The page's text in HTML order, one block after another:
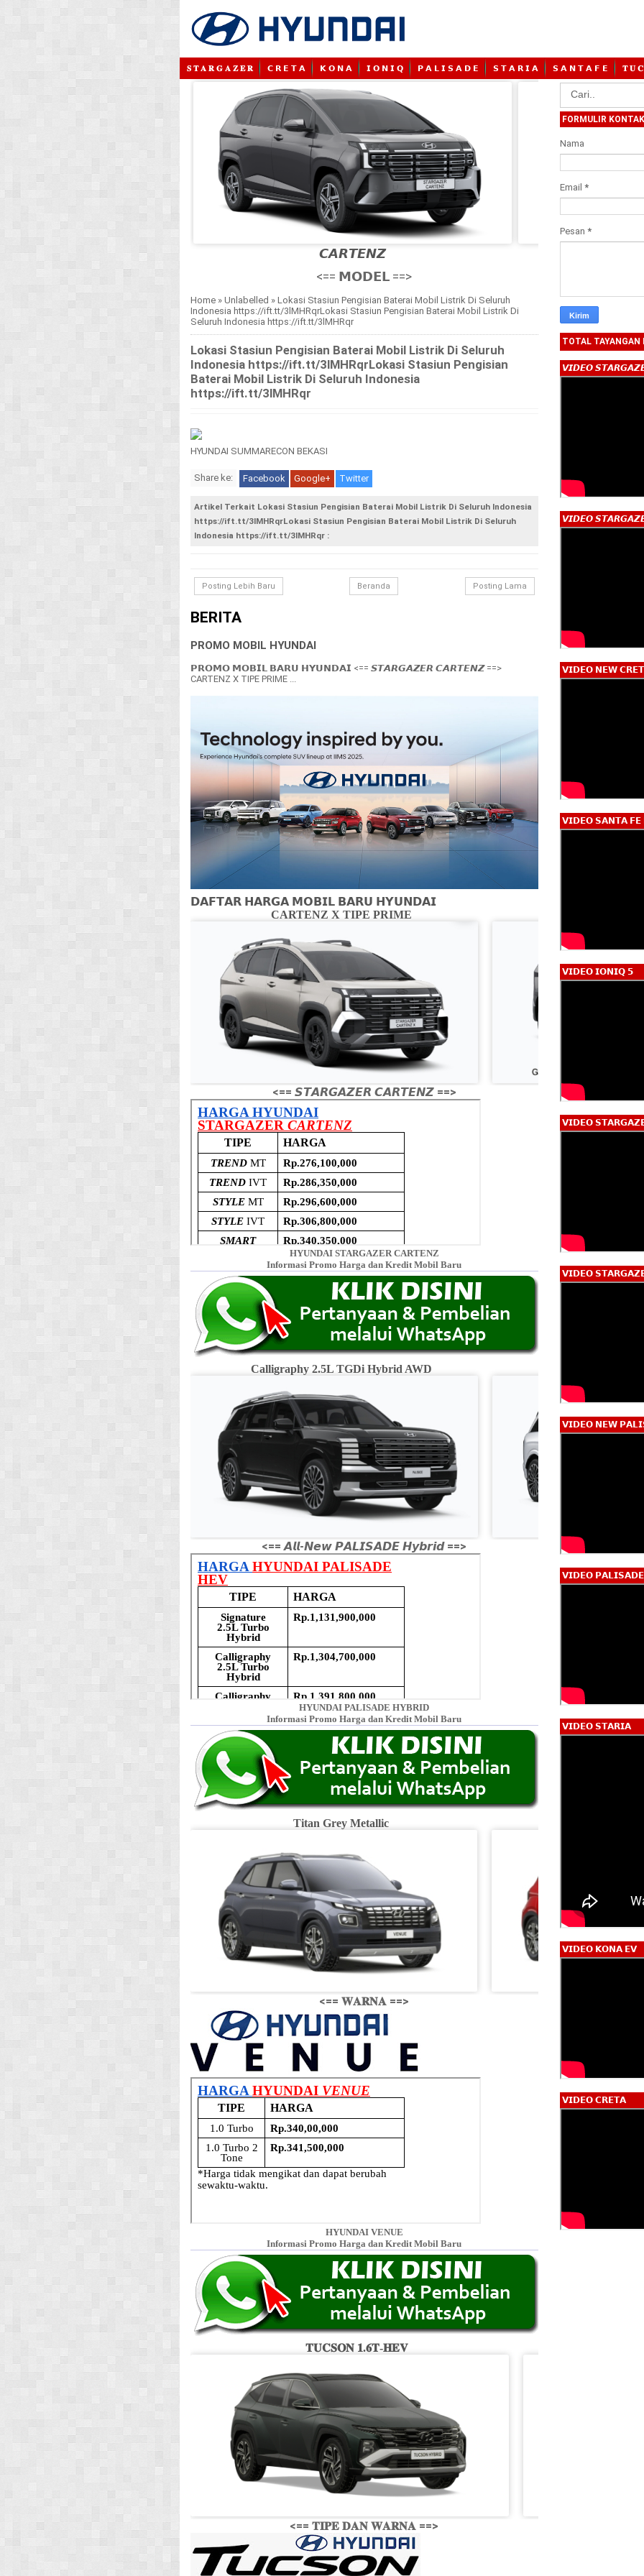
𝐒 𝐓 𝐀 𝐑 𝐆 𝐀 𝐙 𝐄 𝐑 𝗖 𝗥 𝗘 𝗧 𝗔 𝗞 𝗢 𝗡 𝗔 𝗜 𝗢 𝗡 𝗜 𝗤 𝗣 𝗔 𝗟 𝗜 𝗦 𝗔 𝗗 𝗘 𝗦 𝗧 𝗔 𝗥 𝗜 𝗔 𝗦 𝗔 𝗡 𝗧 𝗔 𝗙 𝗘 𝐓 𝐔
𝘾𝘼𝙍𝙏𝙀𝙉𝙕
<== 𝗠𝗢𝗗𝗘𝗟 ==>
Home» Unlabelled » Lokasi Stasiun Pengisian Baterai Mobil Listrik Di Seluruh
Indonesia https://ift.tt/3lMHRqrLokasi Stasiun Pengisian Baterai Mobil Listrik Di
Seluruh Indonesia https://ift.tt/3lMHRqr
Lokasi Stasiun Pengisian Baterai Mobil Listrik Di Seluruh
Indonesia https://ift.tt/3lMHRqrLokasi Stasiun Pengisian
Baterai Mobil Listrik Di Seluruh Indonesia
https://ift.tt/3lMHRqr
HYUNDAI SUMMARECON BEKASI
Share ke: Facebook Google+ Twitter
Artikel Terkait Lokasi Stasiun Pengisian Baterai Mobil Listrik Di Seluruh Indonesia
https://ift.tt/3lMHRqrLokasi Stasiun Pengisian Baterai Mobil Listrik Di Seluruh
Indonesia https://ift.tt/3lMHRqr :
Posting Lebih Baru Posting Lama
Beranda
BERITA
PROMO MOBIL HYUNDAI
𝗣𝗥𝗢𝗠𝗢 𝗠𝗢𝗕𝗜𝗟 𝗕𝗔𝗥𝗨 𝗛𝗬𝗨𝗡𝗗𝗔𝗜 <== 𝙎𝙏𝘼𝙍𝙂𝘼𝙕𝙀𝙍 𝘾𝘼𝙍𝙏𝙀𝙉𝙕 ==>
CARTENZ X TIPE PRIME ...
𝗗𝗔𝗙𝗧𝗔𝗥 𝗛𝗔𝗥𝗚𝗔 𝗠𝗢𝗕𝗜𝗟 𝗕𝗔𝗥𝗨 𝗛𝗬𝗨𝗡𝗗𝗔𝗜
CARTENZ X TIPE PRIME
<== 𝙎𝙏𝘼𝙍𝙂𝘼𝙕𝙀𝙍 𝘾𝘼𝙍𝙏𝙀𝙉𝙕 ==>
HYUNDAI STARGAZER CARTENZ
Informasi Promo Harga dan Kredit Mobil Baru
Calligraphy 2.5L TGDi Hybrid AWD
<== 𝘼𝙡𝙡-𝙉𝙚𝙬 𝙋𝘼𝙇𝙄𝙎𝘼𝘿𝙀 𝙃𝙮𝙗𝙧𝙞𝙙 ==>
HYUNDAI PALISADE HYBRID
Informasi Promo Harga dan Kredit Mobil Baru
Titan Grey Metallic
<== 𝐖𝐀𝐑𝐍𝐀 ==>
HYUNDAI VENUE
Informasi Promo Harga dan Kredit Mobil Baru
𝐓𝐔𝐂𝐒𝐎𝐍 𝟏.𝟔𝐓-𝐇𝐄𝐕
<== 𝐓𝐈𝐏𝐄 𝐃𝐀𝐍 𝐖𝐀𝐑𝐍𝐀 ==>
FORMULIR KONTAK
Nama
Email *
Pesan *
TOTAL TAYANGAN
𝙑𝙄𝘿𝙀𝙊
𝙑𝙄𝘿𝙀𝙊
𝗩𝗜𝗗𝗘𝗢 𝗡𝗘𝗪
𝗩𝗜𝗗𝗘𝗢 𝗦𝗔𝗡𝗧𝗔 𝗙𝗘
𝗩𝗜𝗗𝗘𝗢 𝗜𝗢𝗡𝗜𝗤 𝟱
𝗩𝗜𝗗𝗘𝗢
𝗩𝗜𝗗𝗘𝗢
𝗩𝗜𝗗𝗘𝗢 𝗡𝗘𝗪
𝗩𝗜𝗗𝗘𝗢
𝗩𝗜𝗗𝗘𝗢 𝗦𝗧𝗔𝗥𝗜𝗔
𝗩𝗜𝗗𝗘𝗢 𝗞𝗢𝗡𝗔 𝗘𝗩
𝗩𝗜𝗗𝗘𝗢 𝗖𝗥𝗘𝗧𝗔